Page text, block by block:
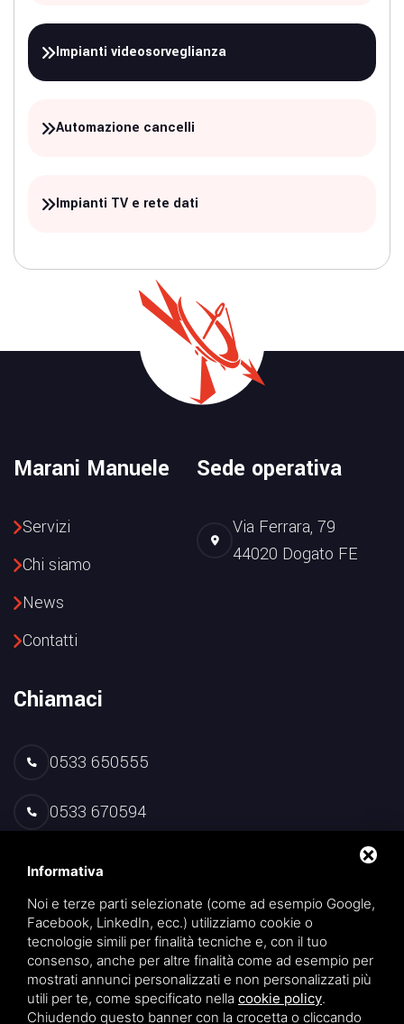
Impianti videosorveglianza
Automazione cancelli
Impianti TV e rete dati
Marani Manuele
Servizi
Chi siamo
News
Contatti
Sede operativa
Via Ferrara, 79
44020 Dogato FE
Chiamaci
0533 650555
0533 670594
Scrivici
info@maranimanueleimpianti.it
Facebook
Informativa
Noi e terze parti selezionate (come ad esempio Google,
Facebook, LinkedIn, ecc.) utilizziamo cookie o
tecnologie simili per finalità tecniche e, con il tuo
consenso, anche per altre finalità come ad esempio per
mostrati annunci personalizzati e non personalizzati più
utili per te, come specificato nella cookie policy.
Chiudendo questo banner con la crocetta o cliccando